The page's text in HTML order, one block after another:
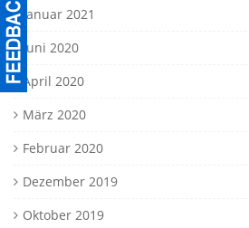
Januar 2021
Juni 2020
April 2020
März 2020
Februar 2020
Dezember 2019
Oktober 2019